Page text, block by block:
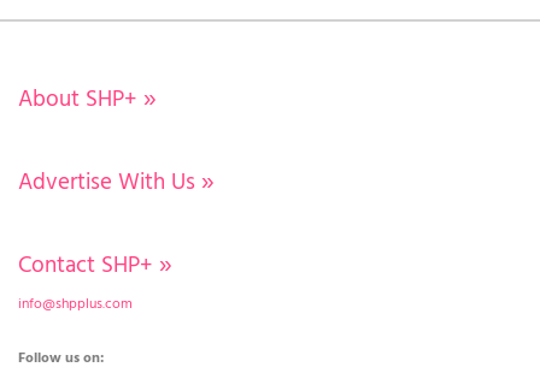
About SHP+ »
Advertise With Us »
Contact SHP+ »
info@shpplus.com
Follow us on: